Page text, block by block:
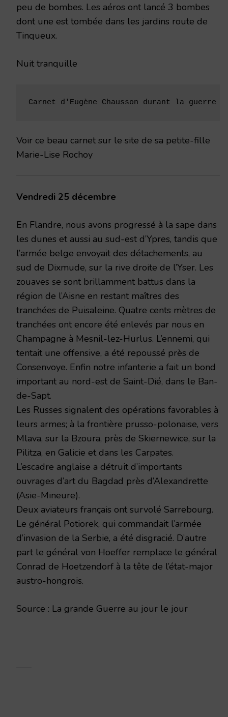
peu de bombes. Les aéros ont lancé 3 bombes
dont une est tombée dans les jardins route de
Tinqueux.
Nuit tranquille
Carnet d'Eugène Chausson durant la guerre
Voir ce beau carnet sur le site de sa petite-fille
Marie-Lise Rochoy
Vendredi 25 décembre
En Flandre, nous avons progressé à la sape dans
les dunes et aussi au sud-est d’Ypres, tandis que
l’armée belge envoyait des détachements, au
sud de Dixmude, sur la rive droite de l’Yser. Les
zouaves se sont brillamment battus dans la
région de l’Aisne en restant maîtres des
tranchées de Puisaleine. Quatre cents mètres de
tranchées ont encore été enlevés par nous en
Champagne à Mesnil-lez-Hurlus. L’ennemi, qui
tentait une offensive, a été repoussé près de
Consenvoye. Enfin notre infanterie a fait un bond
important au nord-est de Saint-Dié, dans le Ban-
de-Sapt.
Les Russes signalent des opérations favorables à
leurs armes; à la frontière prusso-polonaise, vers
Mlava, sur la Bzoura, près de Skiernewice, sur la
Pilitza, en Galicie et dans les Carpates.
L’escadre anglaise a détruit d’importants
ouvrages d’art du Bagdad près d’Alexandrette
(Asie-Mineure).
Deux aviateurs français ont survolé Sarrebourg.
Le général Potiorek, qui commandait l’armée
d’invasion de la Serbie, a été disgracié. D’autre
part le général von Hoeffer remplace le général
Conrad de Hoetzendorf à la tête de l’état-major
austro-hongrois.
Source : La grande Guerre au jour le jour